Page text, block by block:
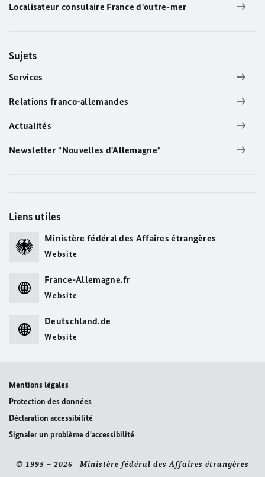
Localisateur consulaire France d'outre-mer
Sujets
Services
Relations franco-allemandes
Actualités
Newsletter "Nouvelles d'Allemagne"
Liens utiles
Ministère fédéral des Affaires étrangères
Website
France-Allemagne.fr
Website
Deutschland.de
Website
Mentions légales
Protection des données
Déclaration accessibilité
Signaler un problème d'accessibilité
© 1995 – 2026 Ministère fédéral des Affaires étrangères